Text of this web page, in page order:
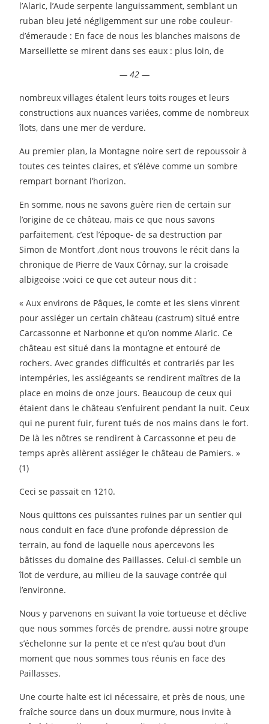
l’Alaric, l’Aude serpente languissamment, semblant un
ruban bleu jeté négligemment sur une robe couleur-
d’émeraude : En face de nous les blanches maisons de
Marseillette se mirent dans ses eaux : plus loin, de
— 42 —
nombreux villages étalent leurs toits rouges et leurs
constructions aux nuances variées, comme de nombreux
îlots, dans une mer de verdure.
Au premier plan, la Montagne noire sert de repoussoir à
toutes ces teintes claires, et s’élève comme un sombre
rempart bornant l’horizon.
En somme, nous ne savons guère rien de certain sur
l’origine de ce château, mais ce que nous savons
parfaitement, c’est l’époque- de sa destruction par
Simon de Montfort ,dont nous trouvons le récit dans la
chronique de Pierre de Vaux Côrnay, sur la croisade
albigeoise :voici ce que cet auteur nous dit :
« Aux environs de Pâques, le comte et les siens vinrent
pour assiéger un certain château (castrum) situé entre
Carcassonne et Narbonne et qu’on nomme Alaric. Ce
château est situé dans la montagne et entouré de
rochers. Avec grandes difficultés et contrariés par les
intempéries, les assiégeants se rendirent maîtres de la
place en moins de onze jours. Beaucoup de ceux qui
étaient dans le château s’enfuirent pendant la nuit. Ceux
qui ne purent fuir, furent tués de nos mains dans le fort.
De là les nôtres se rendirent à Carcassonne et peu de
temps après allèrent assiéger le château de Pamiers. »
(1)
Ceci se passait en 1210.
Nous quittons ces puissantes ruines par un sentier qui
nous conduit en face d’une profonde dépression de
terrain, au fond de laquelle nous apercevons les
bâtisses du domaine des Paillasses. Celui-ci semble un
îlot de verdure, au milieu de la sauvage contrée qui
l’environne.
Nous y parvenons en suivant la voie tortueuse et déclive
que nous sommes forcés de prendre, aussi notre groupe
s’échelonne sur la pente et ce n’est qu’au bout d’un
moment que nous sommes tous réunis en face des
Paillasses.
Une courte halte est ici nécessaire, et près de nous, une
fraîche source dans un doux murmure, nous invite à